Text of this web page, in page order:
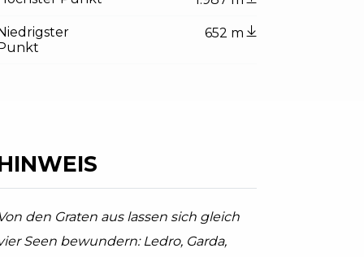
Niedrigster
Punkt
652 m
Von den Graten aus lassen sich gleich
Seen bewundern: Ledro, Garda,